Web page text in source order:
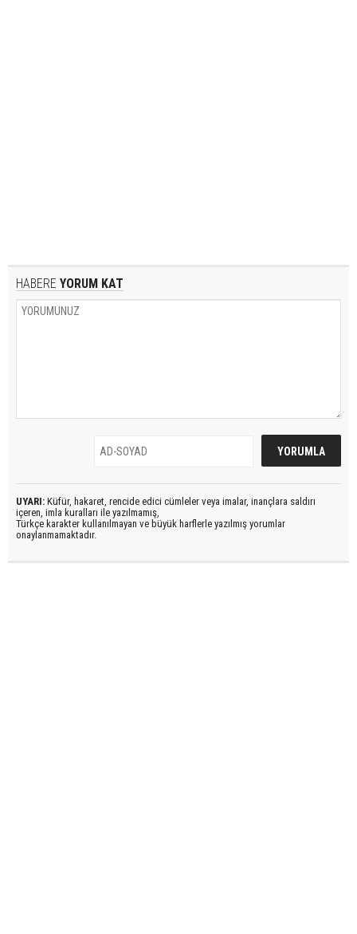
HABERE YORUM KAT
UYARI: Küfür, hakaret, rencide edici cümleler veya imalar, inançlara saldırı
içeren, imla kuralları ile yazılmamış,
Türkçe karakter kullanılmayan ve büyük harflerle yazılmış yorumlar
onaylanmamaktadır.